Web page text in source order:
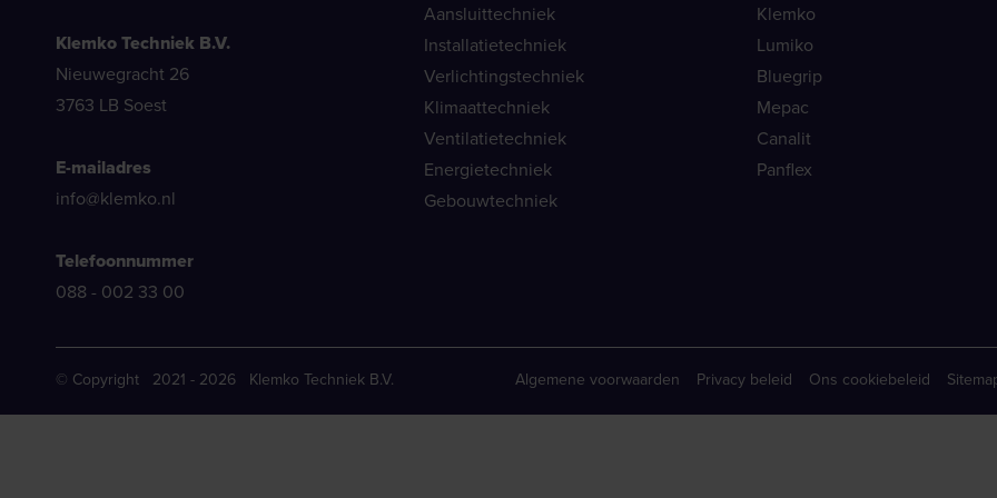
Klemko Techniek B.V.
Nieuwegracht 26
3763 LB Soest
E-mailadres
info@klemko.nl
Telefoonnummer
088 - 002 33 00
Aansluittechniek
Installatietechniek
Verlichtingstechniek
Klimaattechniek
Ventilatietechniek
Energietechniek
Gebouwtechniek
Klemko
Lumiko
Bluegrip
Mepac
Canalit
Panflex
© Copyright 2021 - 2026 Klemko Techniek B.V. Algemene voorwaarden Privacy beleid Ons cookiebeleid